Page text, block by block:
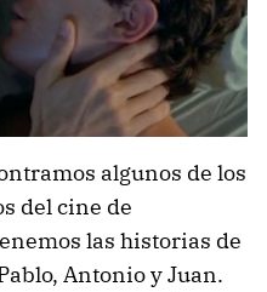
algunos de los
del cine de
las historias de
Antonio y Juan.